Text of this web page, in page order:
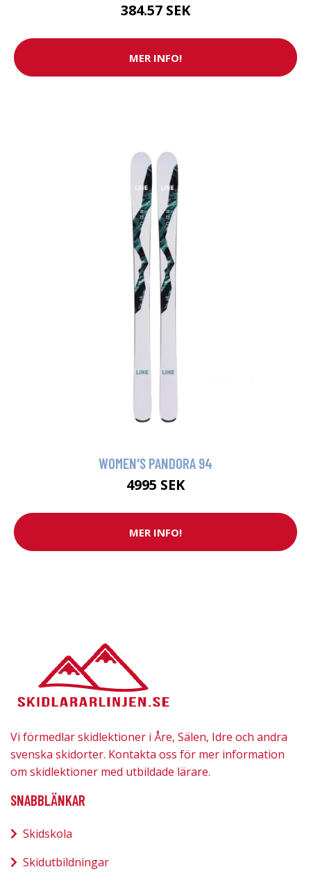
384.57 SEK
MER INFO!
WOMEN'S PANDORA 94
4995 SEK
MER INFO!
Vi förmedlar skidlektioner i Åre, Sälen, Idre och andra
svenska skidorter. Kontakta oss för mer information
om skidlektioner med utbildade lärare.
SNABBLÄNKAR
Skidskola
Skidutbildningar